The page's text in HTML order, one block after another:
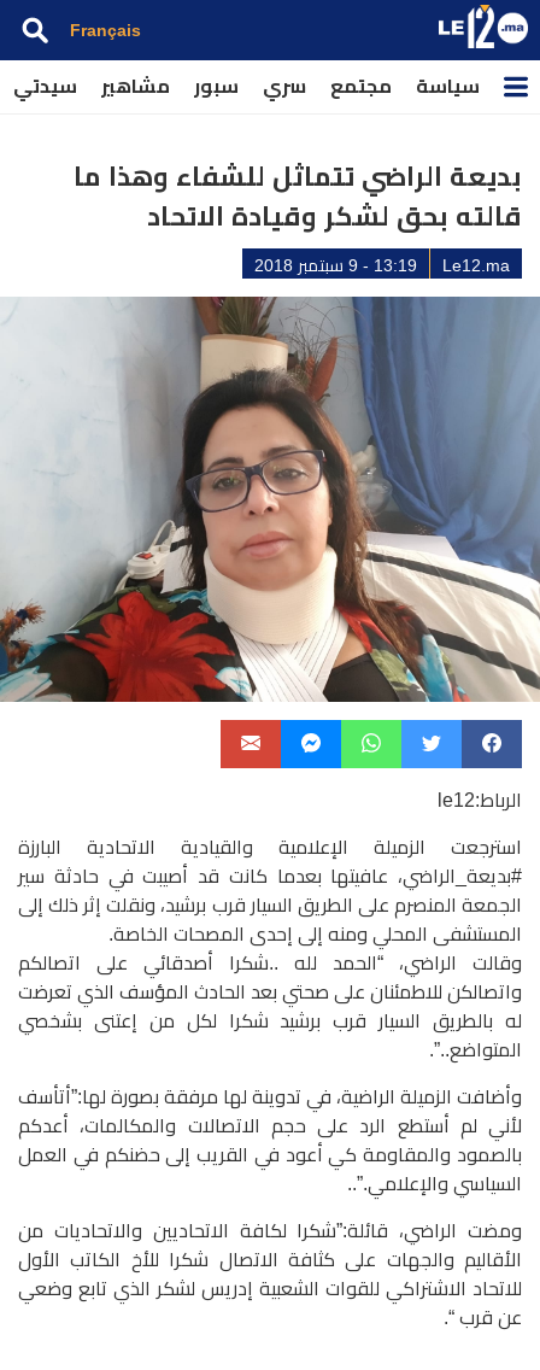
Français
سياسة مجتمع سري سبور مشاهير سيدتي
بديعة الراضي تتماثل للشفاء وهذا ما
قالته بحق لشكر وقيادة الاتحاد
Le12.ma 13:19 - 9 سبتمبر 2018
الرباط:le12
استرجعت الزميلة الإعلامية والقيادية الاتحادية البارزة
#بديعة_الراضي، عافيتها بعدما كانت قد أصيبت في حادثة سير
الجمعة المنصرم على الطريق السيار قرب برشيد، ونقلت إثر ذلك إلى
المستشفى المحلي ومنه إلى إحدى المصحات الخاصة.
وقالت الراضي، “الحمد لله ..شكرا أصدقائي على اتصالكم
واتصالكن للاطمئنان على صحتي بعد الحادث المؤسف الذي تعرضت
له بالطريق السيار قرب برشيد شكرا لكل من إعتنى بشخصي
المتواضع..”.
وأضافت الزميلة الراضية، في تدوينة لها مرفقة بصورة لها:”أتأسف
لأني لم أستطع الرد على حجم الاتصالات والمكالمات، أعدكم
بالصمود والمقاومة كي أعود في القريب إلى حضنكم في العمل
السياسي والإعلامي.”..
ومضت الراضي، قائلة:”شكرا لكافة الاتحاديين والاتحاديات من
الأقاليم والجهات على كثافة الاتصال شكرا للأخ الكاتب الأول
للاتحاد الاشتراكي للقوات الشعبية إدريس لشكر الذي تابع وضعي
عن قرب “.